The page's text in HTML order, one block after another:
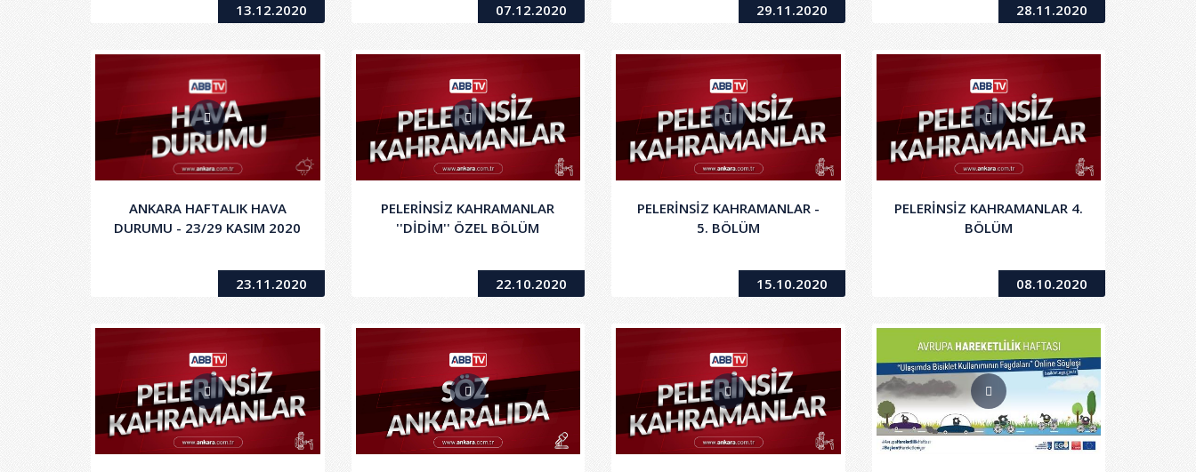
13.12.2020 07.12.2020 29.11.2020 28.11.2020
ANKARA HAFTALIK HAVA
DURUMU - 23/29 KASIM 2020
23.11.2020
PELERİNSİZ KAHRAMANLAR
''DİDİM'' ÖZEL BÖLÜM
22.10.2020
PELERİNSİZ KAHRAMANLAR -
5. BÖLÜM
15.10.2020
PELERİNSİZ KAHRAMANLAR 4.
BÖLÜM
08.10.2020